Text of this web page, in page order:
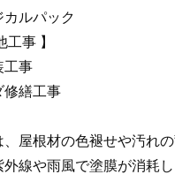
カルパック
工事 】
工事
修繕工事
、屋根材の色褪せや汚れ
外線や雨風で塗膜が消耗